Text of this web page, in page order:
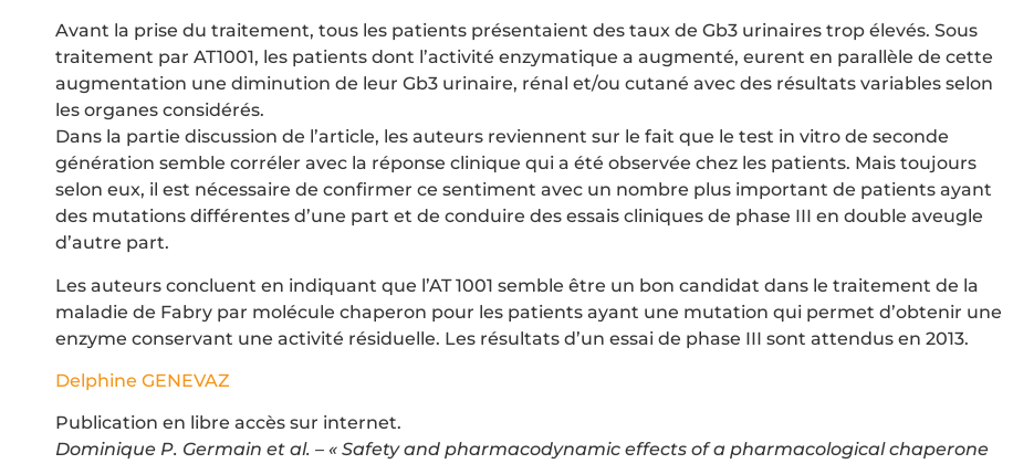
Avant la prise du traitement, tous les patients présentaient des taux de Gb3 urinaires trop élevés. Sous
traitement par AT1001, les patients dont l’activité enzymatique a augmenté, eurent en parallèle de cette
augmentation une diminution de leur Gb3 urinaire, rénal et/ou cutané avec des résultats variables selon
les organes considérés.
Dans la partie discussion de l’article, les auteurs reviennent sur le fait que le test in vitro de seconde
génération semble corréler avec la réponse clinique qui a été observée chez les patients. Mais toujours
selon eux, il est nécessaire de confirmer ce sentiment avec un nombre plus important de patients ayant
des mutations différentes d’une part et de conduire des essais cliniques de phase III en double aveugle
d’autre part.
Les auteurs concluent en indiquant que l’AT 1001 semble être un bon candidat dans le traitement de la
maladie de Fabry par molécule chaperon pour les patients ayant une mutation qui permet d’obtenir une
enzyme conservant une activité résiduelle. Les résultats d’un essai de phase III sont attendus en 2013.
Delphine GENEVAZ
Publication en libre accès sur internet.
Dominique P. Germain et al. – « Safety and pharmacodynamic effects of a pharmacological chaperone